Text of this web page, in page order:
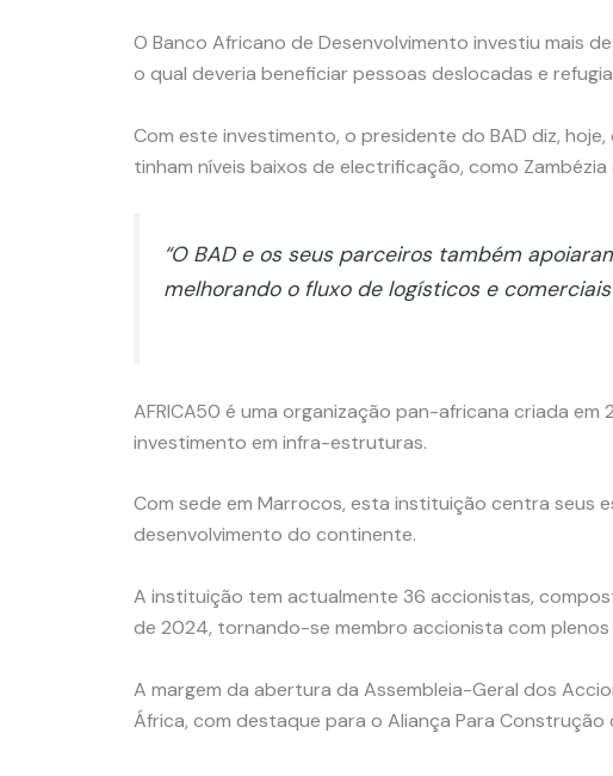
O Banco Africano de Desenvolvimento investiu mais
o qual deveria beneficiar pessoas deslocadas e
Com este investimento, o presidente do BAD diz,
tinham níveis baixos de electrificação, como Zambézia
“O BAD e os seus parceiros também
melhorando o fluxo de logísticos e
AFRICA50 é uma organização pan-africana criada
investimento em infra-estruturas.
Com sede em Marrocos, esta instituição centra seus
desenvolvimento do continente.
A instituição tem actualmente 36 accionistas,
de 2024, tornando-se membro accionista com
A margem da abertura da Assembleia-Geral dos
África, com destaque para o Aliança Para